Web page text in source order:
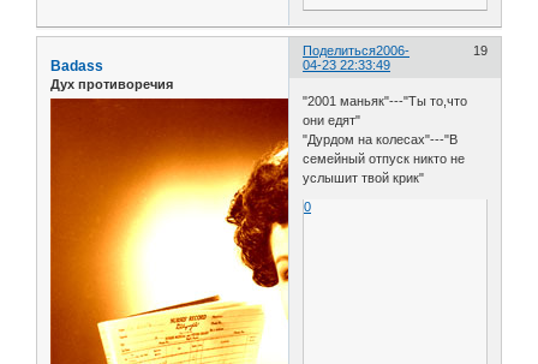
Поделиться 19
2006-
04-23 22:33:49
Badass
Дух противоречия
"2001 маньяк"---"Ты то,что
они едят"
"Дурдом на колесах"---"В
семейный отпуск никто не
услышит твой крик"
0